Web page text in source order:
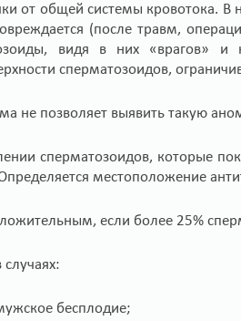
от общей системы кровотока.
(после травм,
видя в них «врагов» и
сперматозоидов,
не позволяет выявить такую
сперматозоидов, которые
местоположение
если более 25%
случаях:
бесплодие;